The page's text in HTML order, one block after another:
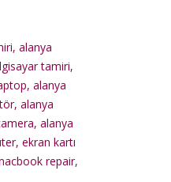
, alanya
tamiri,
, alanya
, alanya
, alanya
, ekran kartı
repair,